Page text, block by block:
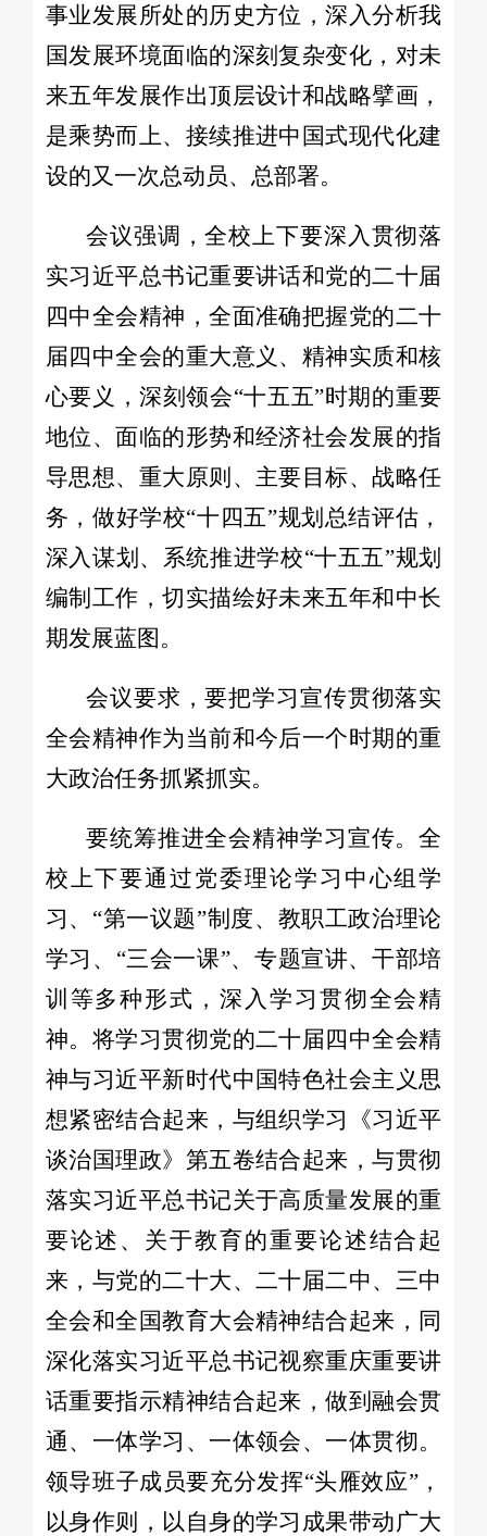
事业发展所处的历史方位，深入分析我
国发展环境面临的深刻复杂变化，对未
来五年发展作出顶层设计和战略擘画，
是乘势而上、接续推进中国式现代化建
设的又一次总动员、总部署。
会议强调，全校上下要深入贯彻落
实习近平总书记重要讲话和党的二十届
四中全会精神，全面准确把握党的二十
届四中全会的重大意义、精神实质和核
心要义，深刻领会“十五五”时期的重要
地位、面临的形势和经济社会发展的指
导思想、重大原则、主要目标、战略任
务，做好学校“十四五”规划总结评估，
深入谋划、系统推进学校“十五五”规划
编制工作，切实描绘好未来五年和中长
期发展蓝图。
会议要求，要把学习宣传贯彻落实
全会精神作为当前和今后一个时期的重
大政治任务抓紧抓实。
要统筹推进全会精神学习宣传。全
校上下要通过党委理论学习中心组学
习、“第一议题”制度、教职工政治理论
学习、“三会一课”、专题宣讲、干部培
训等多种形式，深入学习贯彻全会精
神。将学习贯彻党的二十届四中全会精
神与习近平新时代中国特色社会主义思
想紧密结合起来，与组织学习《习近平
谈治国理政》第五卷结合起来，与贯彻
落实习近平总书记关于高质量发展的重
要论述、关于教育的重要论述结合起
来，与党的二十大、二十届二中、三中
全会和全国教育大会精神结合起来，同
深化落实习近平总书记视察重庆重要讲
话重要指示精神结合起来，做到融会贯
通、一体学习、一体领会、一体贯彻。
领导班子成员要充分发挥“头雁效应”，
以身作则，以自身的学习成果带动广大